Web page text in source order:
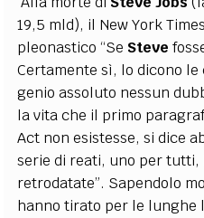
19,5 mld), il New York
pleonastico “Se Steve
Certamente sì, lo dicono
genio assoluto nessun
la vita che il primo
Act non esistesse, si dice
serie di reati, uno per tutti,
retrodatate”. Sapendolo
hanno tirato per le lunghe